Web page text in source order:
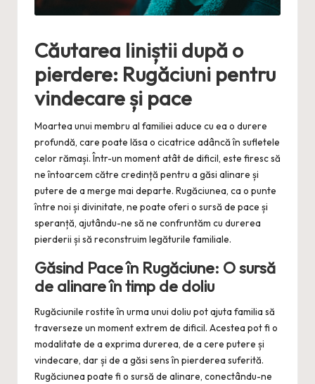
Căutarea liniștii după o
pierdere: Rugăciuni pentru
vindecare și pace
Moartea unui membru al familiei aduce cu ea o durere
profundă, care poate lăsa o cicatrice adâncă în sufletele
celor rămași. Într-un moment atât de dificil, este firesc să
ne întoarcem către credință pentru a găsi alinare și
putere de a merge mai departe. Rugăciunea, ca o punte
între noi și divinitate, ne poate oferi o sursă de pace și
speranță, ajutându-ne să ne confruntăm cu durerea
pierderii și să reconstruim legăturile familiale.
Găsind Pace în Rugăciune: O sursă
de alinare în timp de doliu
Rugăciunile rostite în urma unui doliu pot ajuta familia să
traverseze un moment extrem de dificil. Acestea pot fi o
modalitate de a exprima durerea, de a cere putere și
vindecare, dar și de a găsi sens în pierderea suferită.
Rugăciunea poate fi o sursă de alinare, conectându-ne